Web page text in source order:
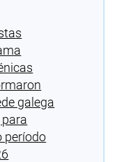
galega
período